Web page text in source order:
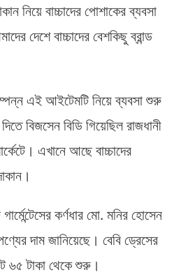
নিয়ে বাচ্চাদের পোশাকের ব্যবসা
দেশে বাচ্চাদের বেশকিছু ব্রান্ড
এই আইটেমটি নিয়ে ব্যবসা শুরু
বিজসেন বিডি গিয়েছিল রাজধানী
এখানে আছে বাচ্চাদের
কর্ণধার মো. মনির হোসেন
দাম জানিয়েছে। বেবি ড্রেসের
৬৫ টাকা থেকে শুরু।